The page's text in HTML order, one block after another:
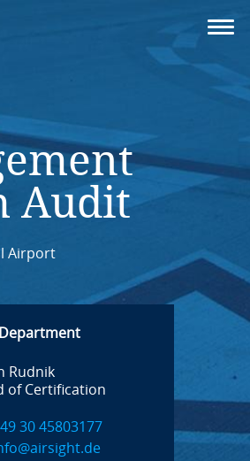
Audit
Airport
Rudnik
of Certification
30 45803177